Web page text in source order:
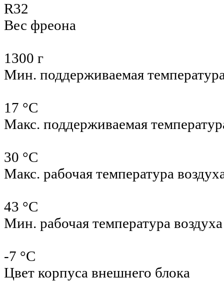
R32
Вес фреона
1300 г
Мин. поддерживаемая
17 °С
Макс. поддерживаемая
30 °С
Макс. рабочая температура
43 °С
Мин. рабочая температура
-7 °С
Цвет корпуса внешнего блока